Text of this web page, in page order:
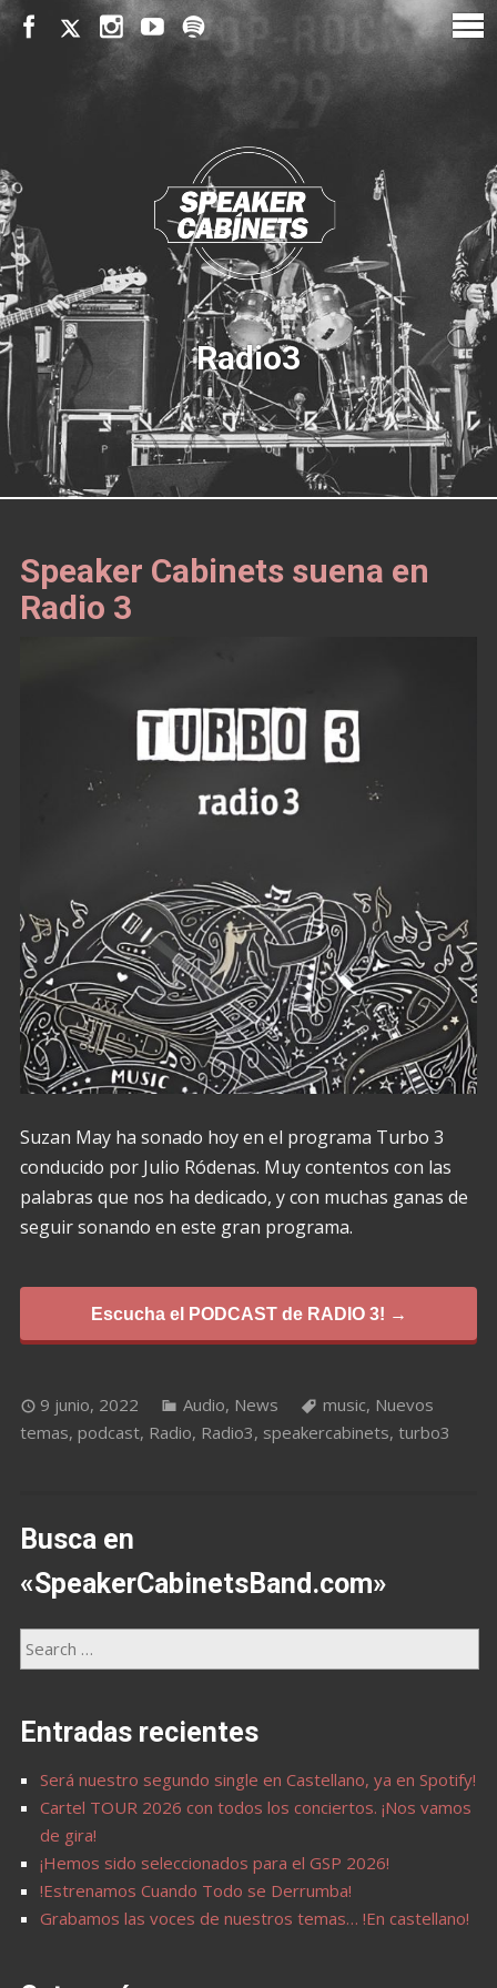
Radio3
Speaker Cabinets suena en
Radio 3
Suzan May ha sonado hoy en el programa Turbo 3
conducido por Julio Ródenas. Muy contentos con las
palabras que nos ha dedicado, y con muchas ganas de
seguir sonando en este gran programa.
Escucha el PODCAST de RADIO 3! →
9 junio, 2022 Audio, News music, Nuevos
temas, podcast, Radio, Radio3, speakercabinets, turbo3
Busca en
«SpeakerCabinetsBand.com»
Entradas recientes
Será nuestro segundo single en Castellano, ya en Spotify!
Cartel TOUR 2026 con todos los conciertos. ¡Nos vamos
de gira!
¡Hemos sido seleccionados para el GSP 2026!
!Estrenamos Cuando Todo se Derrumba!
Grabamos las voces de nuestros temas… !En castellano!